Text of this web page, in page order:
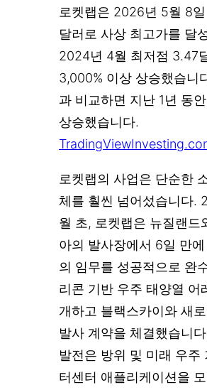
로켓랩은 2026년 5월 8
달러로 사상 최고가를 달
2024년 4월 최저점 3.47
3,000% 이상 상승했습니
과 비교하면 지난 1년 동
상승했습니다.
TradingView
로켓랩의 사업은 단순한
체를 훨씬 넘어섰습니다.
월 초, 로켓랩은 뉴질랜드
아의 발사장에서 6일 만
의 임무를 성공적으로 완
리콘 기반 우주 태양열 어
개하고 블랙스카이와 새
발사 계약을 체결했습니
발전은 방위 및 미래 우주
터센터 애플리케이션을